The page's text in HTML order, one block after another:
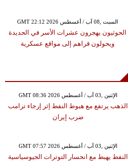
GMT 22:12 2026 السبت ,08 آب / أغسطس
الحوثيون يهجرون عشرات الأسر في الحديدة
ويحولون قراهم إلى مواقع عسكرية
GMT 08:36 2026 الإثنين ,03 آب / أغسطس
الذهب يرتفع مع هبوط النفط إثر إرجاء ترامب
ضرب إيران
GMT 07:57 2026 الإثنين ,03 آب / أغسطس
النفط يهبط مع انحسار التوترات الجيوسياسية